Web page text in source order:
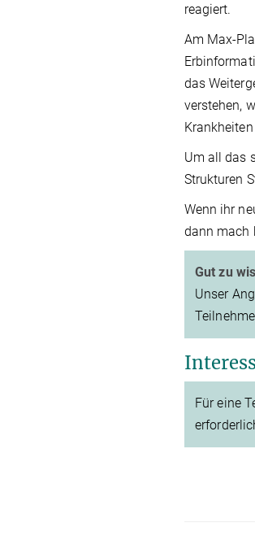
reagiert.
Am Max-
das
verstehen,
Um all das
Strukturen
Wenn ihr
dann mach
Gut zu
Unser
Für eine